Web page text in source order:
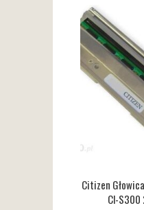
Citizen
Cl-S300